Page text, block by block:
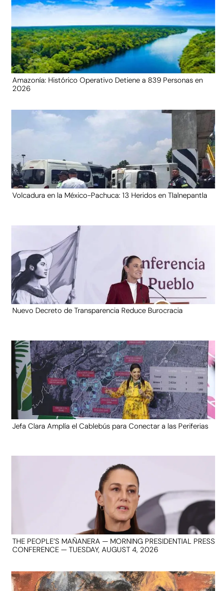
Amazonía: Histórico Operativo Detiene a 839 Personas en
2026
Volcadura en la México-Pachuca: 13 Heridos en Tlalnepantla
Nuevo Decreto de Transparencia Reduce Burocracia
Jefa Clara Amplía el Cablebús para Conectar a las Periferias
THE PEOPLE’S MAÑANERA — MORNING PRESIDENTIAL PRESS
CONFERENCE — TUESDAY, AUGUST 4, 2026